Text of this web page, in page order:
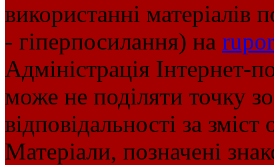
використанні матеріалів
- гіперпосилання) на
Адміністрація Інтернет-
може не поділяти точку
відповідальності за
Матеріали, позначені